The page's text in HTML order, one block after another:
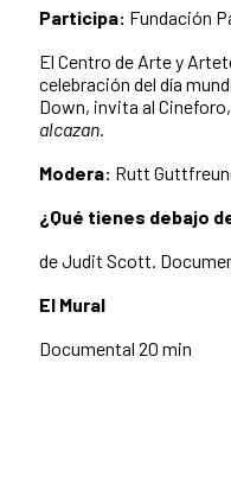
Participa: Fundación
El Centro de Arte y
celebración del día
Down, invita al Cineforo,
alcazan.
Modera: Rutt
¿Qué tienes debajo
de Judit Scott.
El Mural
Documental 20 min